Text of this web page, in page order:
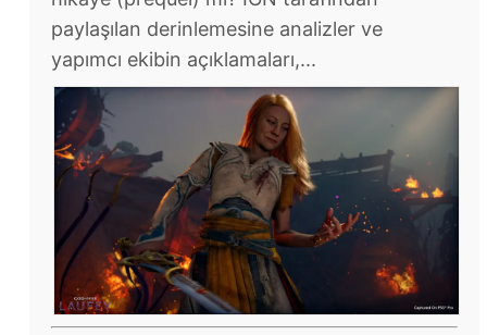
paylaşılan derinlemesine analizler ve
yapımcı ekibin açıklamaları,...